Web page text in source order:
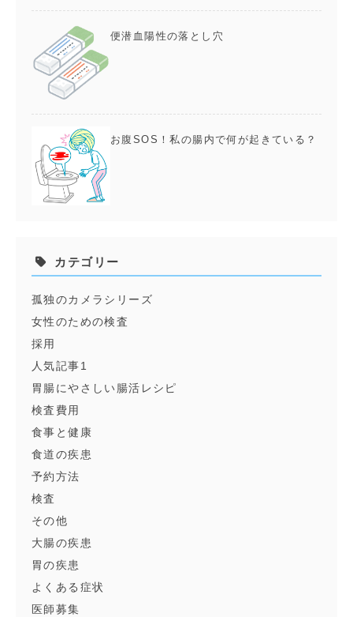
便潜血陽性の落とし穴
お腹SOS！私の腸内で何が起きている？
カテゴリー
孤独のカメラシリーズ
女性のための検査
採用
人気記事1
胃腸にやさしい腸活レシピ
検査費用
食事と健康
食道の疾患
予約方法
検査
その他
大腸の疾患
胃の疾患
よくある症状
医師募集